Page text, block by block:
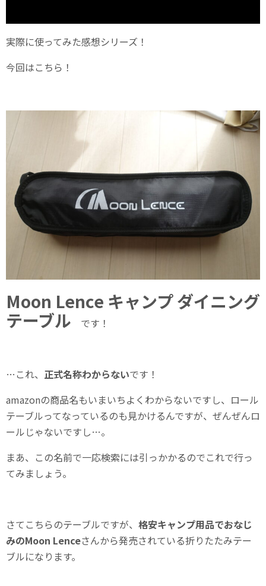
実際に使ってみた感想シリーズ！
今回はこちら！
Moon Lence キャンプ ダイニング
テーブル です！
…これ、 正式名称わからないです！
amazonの商品名もいまいちよくわからないですし、ロール
テーブルってなっているのも見かけるんですが、ぜんぜんロ
ールじゃないですし…。
まあ、この名前で一応検索には引っかかるのでこれで行っ
てみましょう。
さてこちらのテーブルですが、 格安キャンプ用品でおなじ
みのMoon Lenceさんから発売されている折りたたみテー
ブルになります。